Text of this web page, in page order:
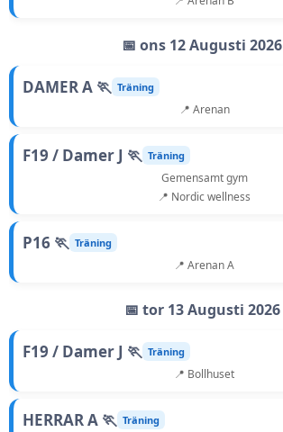
📅 ons 12 Augusti 2026
DAMER A 🏃 Träning
📍 Arenan
F19 / Damer J 🏃 Träning
Gemensamt gym
📍 Nordic wellness
P16 🏃 Träning
📍 Arenan A
📅 tor 13 Augusti 2026
F19 / Damer J 🏃 Träning
📍 Bollhuset
HERRAR A 🏃 Träning